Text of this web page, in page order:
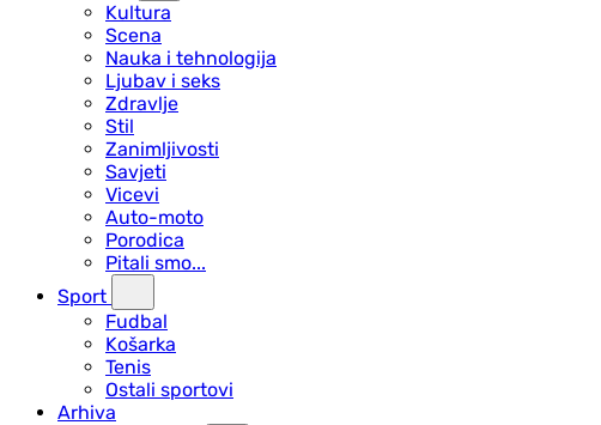
Kultura
Scena
Nauka i tehnologija
Ljubav i seks
Zdravlje
Stil
Zanimljivosti
Savjeti
Vicevi
Auto-moto
Porodica
Pitali smo...
Sport
Fudbal
Košarka
Tenis
Ostali sportovi
Arhiva